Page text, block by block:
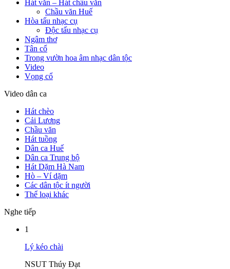
Hát văn – Hát chầu văn
Chầu văn Huế
Hòa tấu nhạc cụ
Độc tấu nhạc cụ
Ngâm thơ
Tân cổ
Trong vườn hoa âm nhạc dân tộc
Video
Vọng cổ
Video dân ca
Hát chèo
Cải Lương
Chầu văn
Hát tuồng
Dân ca Huế
Dân ca Trung bộ
Hát Dặm Hà Nam
Hò – Ví dặm
Các dân tộc ít người
Thể loại khác
Nghe tiếp
1
Lý kéo chài
NSUT Thúy Đạt